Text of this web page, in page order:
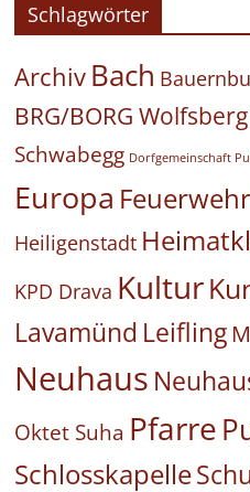
Schlagwörter
Archiv Bach
BRG/BORG Wolfsberg
Schwabegg Dorfgemeinschaft
Europa Feuerwehr
Heiligenstadt
KPD Drava Kultur
Lavamünd Leifling
Neuhaus
Oktet Suha Pfarre
Schlosskapelle